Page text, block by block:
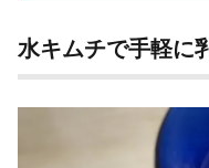
水キムチで手軽に